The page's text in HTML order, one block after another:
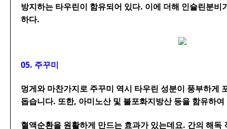
방지하는 타우린이 함유되어 있다. 이에 더해 인슐린분비
하다.
05. 주꾸미
멍게와 마찬가지로 주꾸미 역시 타우린 성분이 풍부하게
돕습니다. 또한, 아미노산 및 불포화지방산 등을 함유하
혈액순환을 원활하게 만드는 효과가 있는데요. 간의 해독